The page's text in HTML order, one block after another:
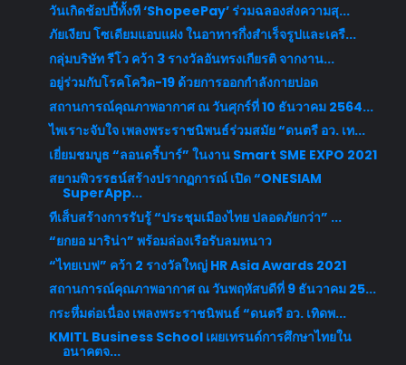
วันเกิดช้อปปี้ทั้งที ‘ShopeePay’ ร่วมฉลองส่งความสุ...
ภัยเงียบ โซเดียมแอบแฝง ในอาหารกึ่งสำเร็จรูปและเครื...
กลุ่มบริษัท รีโว คว้า 3 รางวัลอันทรงเกียรติ จากงาน...
อยู่ร่วมกับโรคโควิด-19 ด้วยการออกกำลังกายปอด
สถานการณ์คุณภาพอากาศ ณ วันศุกร์ที่ 10 ธันวาคม 2564...
ไพเราะจับใจ เพลงพระราชนิพนธ์ร่วมสมัย “ดนตรี อว. เท...
เยี่ยมชมบูธ “ลอนดรี้บาร์” ในงาน Smart SME EXPO 2021
สยามพิวรรธน์สร้างปรากฏการณ์ เปิด “ONESIAM
SuperApp...
ทีเส็บสร้างการรับรู้ “ประชุมเมืองไทย ปลอดภัยกว่า” ...
“ยกยอ มาริน่า” พร้อมล่องเรือรับลมหนาว
“ไทยเบฟ” คว้า 2 รางวัลใหญ่ HR Asia Awards 2021
สถานการณ์คุณภาพอากาศ ณ วันพฤหัสบดีที่ 9 ธันวาคม 25...
กระหึ่มต่อเนื่อง เพลงพระราชนิพนธ์ “ดนตรี อว. เทิดพ...
KMITL Business School เผยเทรนด์การศึกษาไทยใน
อนาคตจ...